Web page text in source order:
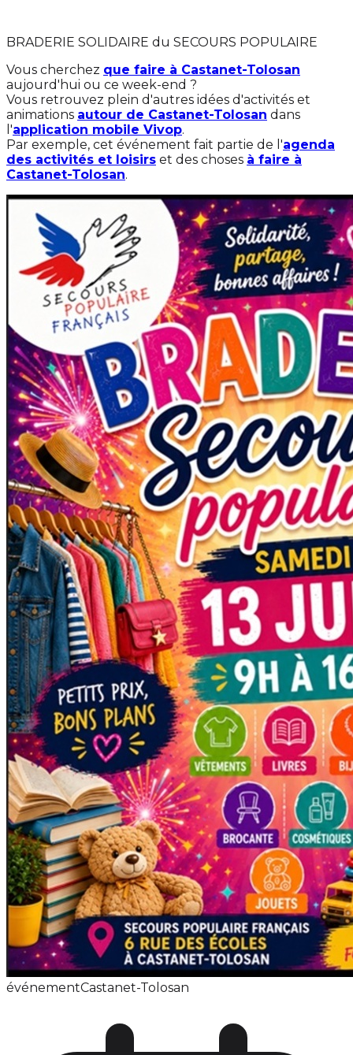
BRADERIE SOLIDAIRE du SECOURS POPULAIRE
Vous cherchez que faire à Castanet-Tolosan
aujourd'hui ou ce week-end ?
Vous retrouvez plein d'autres idées d'activités et
animations autour de Castanet-Tolosan dans
l'application mobile Vivop.
Par exemple, cet événement fait partie de l'agenda
des activités et loisirs et des choses à faire à
Castanet-Tolosan.
événementCastanet-Tolosan